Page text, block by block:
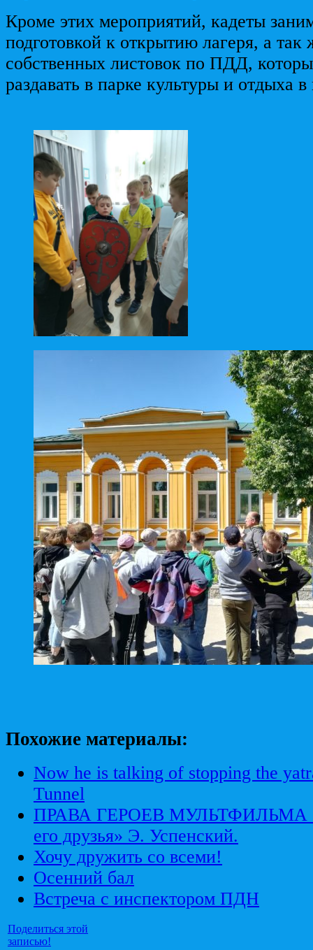
Кроме этих мероприятий, кадеты
подготовкой к открытию лагеря, а так
собственных листовок по ПДД,
раздавать в парке культуры и отдыха
Похожие материалы:
Now he is talking of stopping the
Tunnel
ПРАВА ГЕРОЕВ МУЛЬТФИЛЬМА
его друзья» Э. Успенский.
Хочу дружить со всеми!
Осенний бал
Встреча с инспектором ПДН
Поделиться этой
записью!